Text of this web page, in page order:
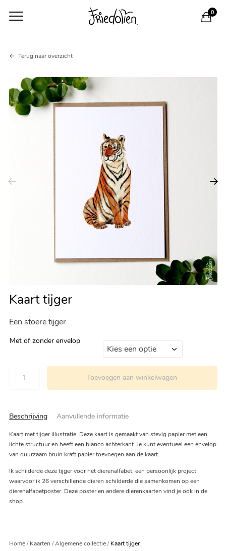
0
Terug naar overzicht
Kaart tijger
Een stoere tijger
Met of zonder envelop
Kaart
tijger
Toevoegen aan winkelwagen
Beschrijving Aanvullende informatie
Kaart met tijger illustratie. Deze kaart is gemaakt van stevig papier met een
lichte structuur en heeft een blanco achterkant. Je kunt eventueel een envelop
van duurzaam bruin kraft papier toevoegen aan de kaart.
Ik schilderde deze tijger voor het dierenalfabet, een persoonlijk project
waarvoor ik 26 verschillende dieren schilderde die samenkomen op een
dierenalfabetposter. Deze poster en andere dierenkaarten vind je ook in de
shop.
Home Kaarten Algemene collectie Kaart tijger